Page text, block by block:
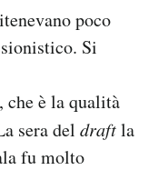
poco
Si
è la qualità
sera del draftla
fu molto